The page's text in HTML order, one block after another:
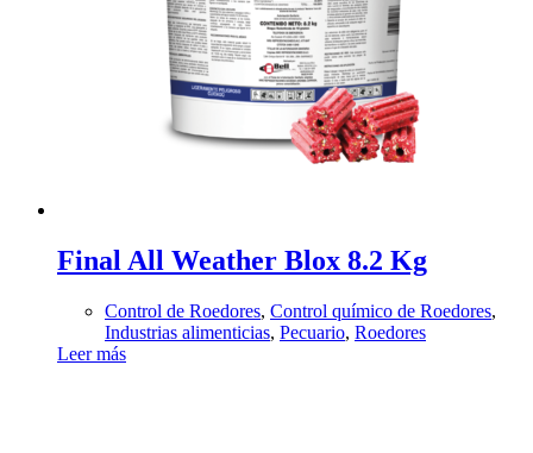
Final All Weather Blox 8.2 Kg
Control de Roedores, Control químico de Roedores,
Industrias alimenticias, Pecuario, Roedores
Leer más